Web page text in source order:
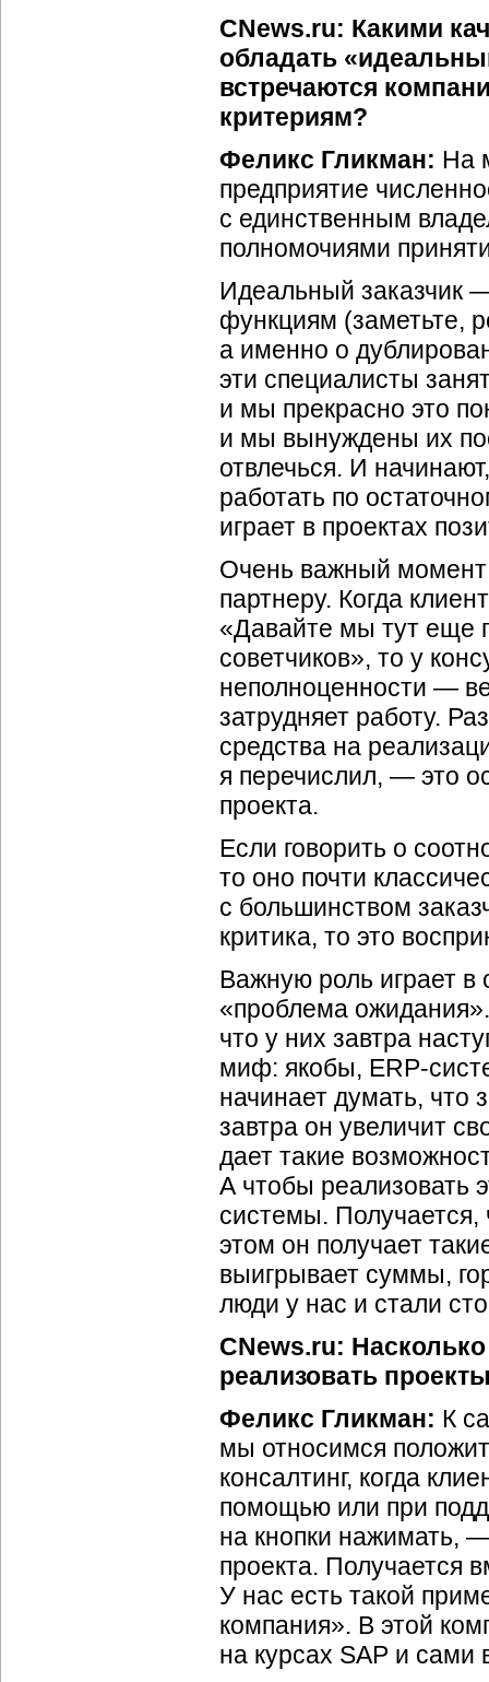
CNews.ru: Какими
обладать
встречаются
критериям?
Феликс Гликман: На
предприятие
с единственным
полномочиями
Идеальный заказчик
функциям (заметьте,
а именно о
эти специалисты
и мы прекрасно это
и мы вынуждены их
отвлечься. И
работать по
играет в проектах
Очень важный
партнеру. Когда
«Давайте мы тут еще
советчиков», то у
неполноценности —
затрудняет работу.
средства на
я перечислил, — это
проекта.
Если говорить о
то оно почти
с большинством
критика, то это
Важную роль играет в
«проблема
что у них завтра
миф: якобы, ERP-
начинает думать, что
завтра он увеличит
дает такие
А чтобы реализовать
системы. Получается,
этом он получает
выигрывает суммы,
люди у нас и стали
CNews.ru:
реализовать
Феликс Гликман: К
мы относимся
консалтинг, когда
помощью или при
на кнопки нажимать, —
проекта. Получается
У нас есть такой
компания». В этой
на курсах SAP и сами